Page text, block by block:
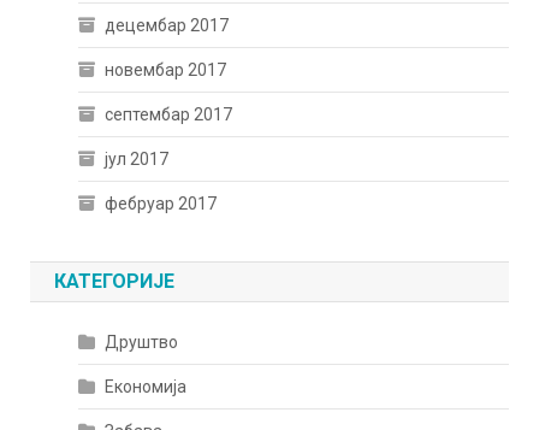
децембар 2017
новембар 2017
септембар 2017
јул 2017
фебруар 2017
КАТЕГОРИЈЕ
Друштво
Економија